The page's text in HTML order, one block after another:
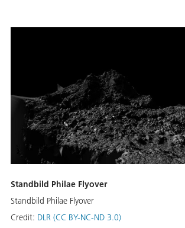
Standbild Philae Flyover
Standbild Philae Flyover
Credit: DLR (CC BY-NC-ND 3.0)